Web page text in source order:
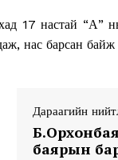
17 настай
нас барсан
Дараагийн
баярын